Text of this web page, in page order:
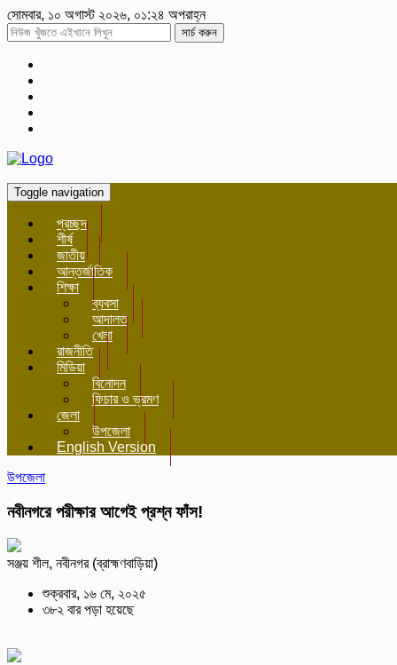
সোমবার, ১০ অগাস্ট ২০২৬, ০১:২৪ অপরাহ্ন
সার্চ করুন
Toggle navigation
প্রচ্ছদ
শীর্ষ
জাতীয়
আন্তর্জাতিক
শিক্ষা
ব্যবসা
আদালত
খেলা
রাজনীতি
মিডিয়া
বিনোদন
ফিচার ও ভ্রমণ
জেলা
উপজেলা
English Version
উপজেলা
নবীনগরে পরীক্ষার আগেই প্রশ্ন ফাঁস!
সঞ্জয় শীল, নবীনগর (ব্রাহ্মণবাড়িয়া)
শুক্রবার, ১৬ মে, ২০২৫
৩৮২ বার পড়া হয়েছে